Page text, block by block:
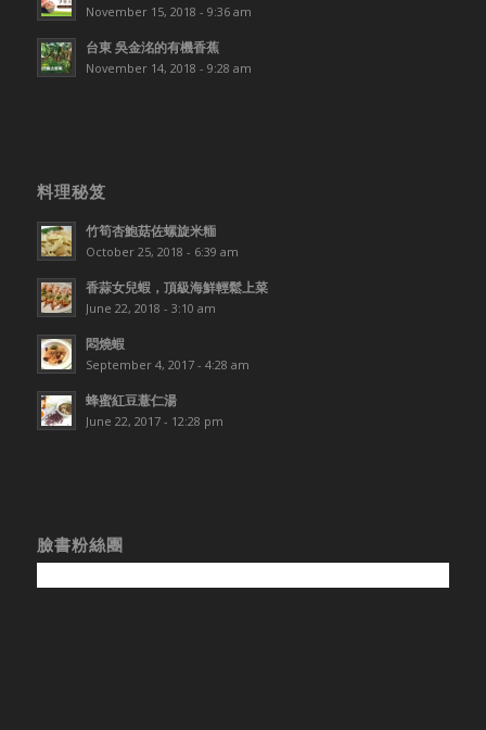
November 15, 2018 - 9:36 am
台東 吳金洺的有機香蕉
November 14, 2018 - 9:28 am
料理秘笈
竹筍杏鮑菇佐螺旋米糆
October 25, 2018 - 6:39 am
香蒜女兒蝦，頂級海鮮輕鬆上菜
June 22, 2018 - 3:10 am
悶燒蝦
September 4, 2017 - 4:28 am
蜂蜜紅豆薏仁湯
June 22, 2017 - 12:28 pm
臉書粉絲團